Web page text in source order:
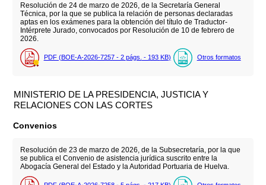
Resolución de 24 de marzo de 2026, de la Secretaría General
Técnica, por la que se publica la relación de personas declaradas
aptas en los exámenes para la obtención del título de Traductor-
Intérprete Jurado, convocados por Resolución de 10 de febrero de
2026.
PDF (BOE-A-2026-7257 - 2 págs. - 193 KB) Otros formatos
MINISTERIO DE LA PRESIDENCIA, JUSTICIA Y
RELACIONES CON LAS CORTES
Convenios
Resolución de 23 de marzo de 2026, de la Subsecretaría, por la que
se publica el Convenio de asistencia jurídica suscrito entre la
Abogacía General del Estado y la Autoridad Portuaria de Huelva.